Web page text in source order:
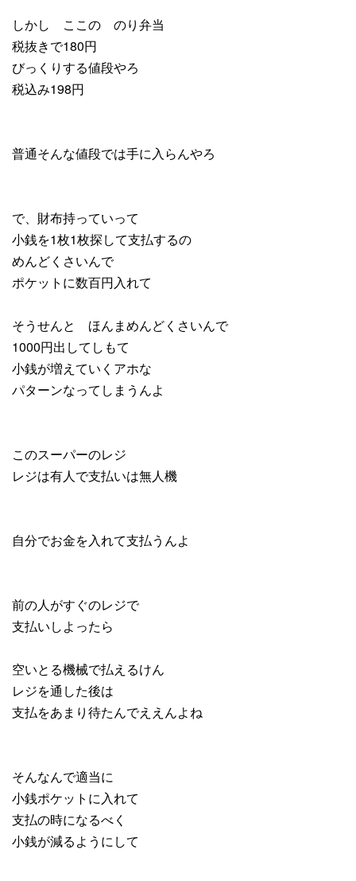
しかし ここの のり弁当
税抜きで180円
びっくりする値段やろ
税込み198円
普通そんな値段では手に入らんやろ
で、財布持っていって
小銭を1枚1枚探して支払するの
めんどくさいんで
ポケットに数百円入れて
そうせんと ほんまめんどくさいんで
1000円出してしもて
小銭が増えていくアホな
パターンなってしまうんよ
このスーパーのレジ
レジは有人で支払いは無人機
自分でお金を入れて支払うんよ
前の人がすぐのレジで
支払いしよったら
空いとる機械で払えるけん
レジを通した後は
支払をあまり待たんでええんよね
そんなんで適当に
小銭ポケットに入れて
支払の時になるべく
小銭が減るようにして